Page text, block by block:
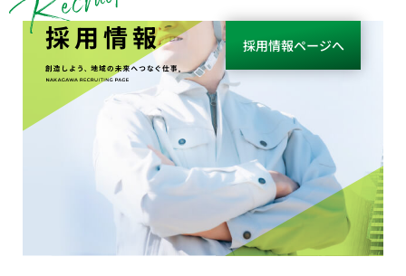
採用情報 採用情報ページへ